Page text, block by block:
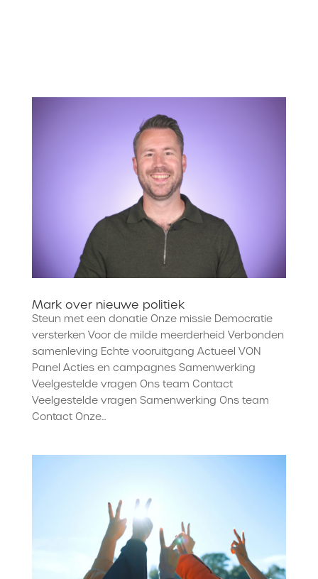
Mark over nieuwe politiek
Steun met een donatie Onze missie Democratie
versterken Voor de milde meerderheid Verbonden
samenleving Echte vooruitgang Actueel VON
Panel Acties en campagnes Samenwerking
Veelgestelde vragen Ons team Contact
Veelgestelde vragen Samenwerking Ons team
Contact Onze...